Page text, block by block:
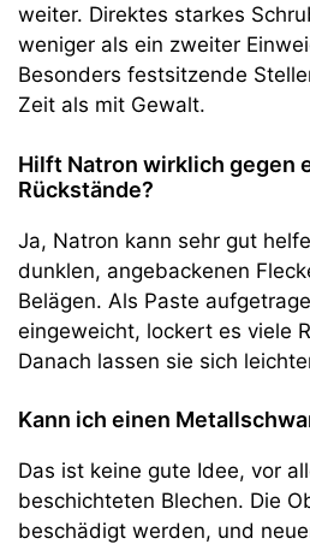
weiter. Direktes starkes
weniger als ein zweiter
Besonders festsitzende
Zeit als mit Gewalt.
Hilft Natron wirklich gegen
Rückstände?
Ja, Natron kann sehr gut
dunklen, angebackenen
Belägen. Als Paste
eingeweicht, lockert es viele
Danach lassen sie sich
Kann ich einen
Das ist keine gute Idee, vor
beschichteten Blechen. Die
beschädigt werden, und